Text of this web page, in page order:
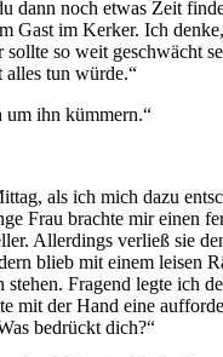
dann noch etwas Zeit
Gast im Kerker. Ich
sollte so weit geschwächt
tun würde.“
um ihn kümmern.“
als ich mich dazu
Frau brachte mir einen
Allerdings verließ sie
blieb mit einem leisen
stehen. Fragend legte ich
mit der Hand eine
bedrückt dich?“